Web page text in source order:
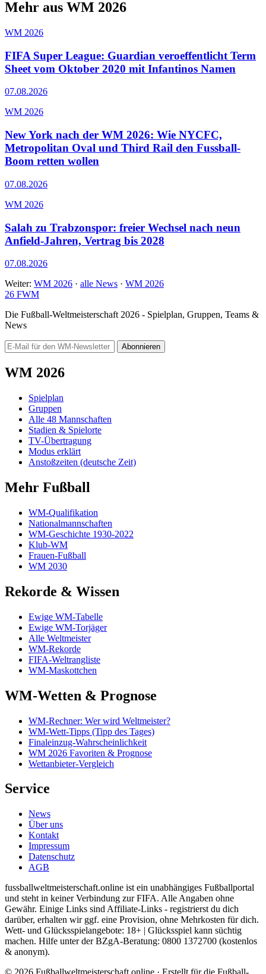
Mehr aus WM 2026
WM 2026
FIFA Super League: Guardian veroeffentlicht Term
Sheet vom Oktober 2020 mit Infantinos Namen
07.08.2026
WM 2026
New York nach der WM 2026: Wie NYCFC,
Metropolitan Oval und Third Rail den Fussball-
Boom retten wollen
07.08.2026
WM 2026
Salah zu Trabzonspor: freier Wechsel nach neun
Anfield-Jahren, Vertrag bis 2028
07.08.2026
Weiter: WM 2026 · alle News · WM 2026
26 FWM
Die Fußball-Weltmeisterschaft 2026 - Spielplan, Gruppen, Teams &
News
Abonnieren
WM 2026
Spielplan
Gruppen
Alle 48 Mannschaften
Stadien & Spielorte
TV-Übertragung
Modus erklärt
Anstoßzeiten (deutsche Zeit)
Mehr Fußball
WM-Qualifikation
Nationalmannschaften
WM-Geschichte 1930-2022
Klub-WM
Frauen-Fußball
WM 2030
Rekorde & Wissen
Ewige WM-Tabelle
Ewige WM-Torjäger
Alle Weltmeister
WM-Rekorde
FIFA-Weltrangliste
WM-Maskottchen
WM-Wetten & Prognose
WM-Rechner: Wer wird Weltmeister?
WM-Wett-Tipps (Tipp des Tages)
Finaleinzug-Wahrscheinlichkeit
WM 2026 Favoriten & Prognose
Wettanbieter-Vergleich
Service
News
Über uns
Kontakt
Impressum
Datenschutz
AGB
fussballweltmeisterschaft.online ist ein unabhängiges Fußballportal
und steht in keiner Verbindung zur FIFA. Alle Angaben ohne
Gewähr. Einige Links sind Affiliate-Links - registrierst du dich
darüber, erhalten wir ggf. eine Provision, ohne Mehrkosten für dich.
Wett- und Glücksspielangebote: 18+ | Glücksspiel kann süchtig
machen. Hilfe unter der BZgA-Beratung: 0800 1372700 (kostenlos
& anonym).